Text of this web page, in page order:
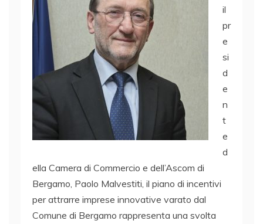
il
pr
e
si
d
e
n
t
e
d
ella Camera di Commercio e dell’Ascom di
Bergamo, Paolo Malvestiti, il piano di incentivi
per attrarre imprese innovative varato dal
Comune di Bergamo rappresenta una svolta